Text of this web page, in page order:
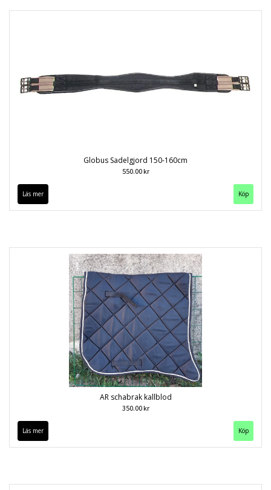
Globus Sadelgjord 150-160cm
550.00 kr
Läs mer Köp
AR schabrak kallblod
350.00 kr
Läs mer